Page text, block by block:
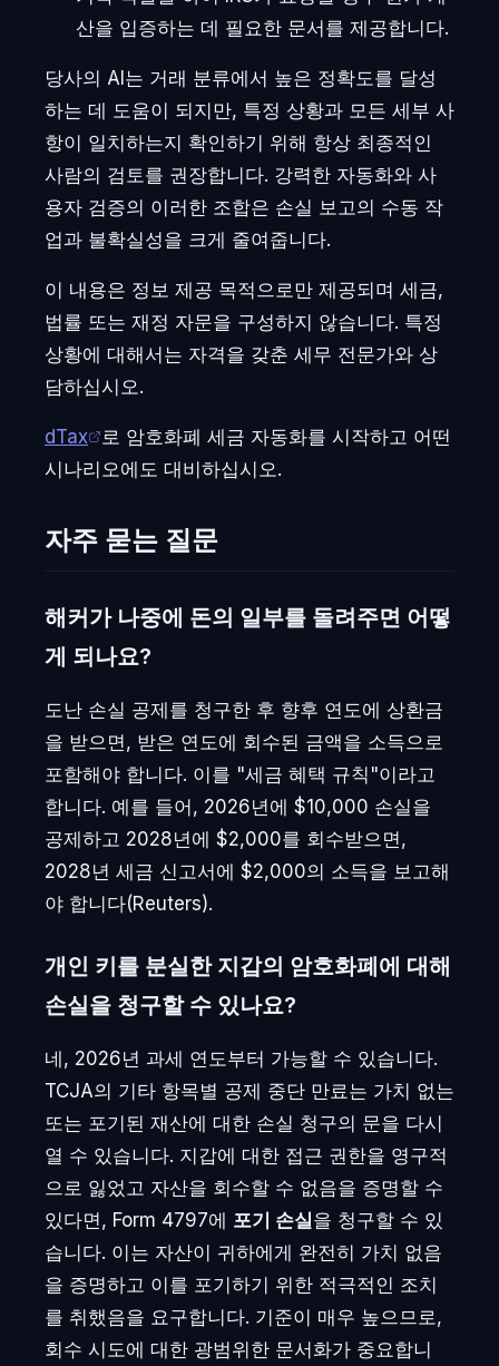
산을 입증하는 데 필요한 문서를 제공합니다.
당사의 AI는 거래 분류에서 높은 정확도를 달성
하는 데 도움이 되지만, 특정 상황과 모든 세부 사
항이 일치하는지 확인하기 위해 항상 최종적인
사람의 검토를 권장합니다. 강력한 자동화와 사
용자 검증의 이러한 조합은 손실 보고의 수동 작
업과 불확실성을 크게 줄여줍니다.
이 내용은 정보 제공 목적으로만 제공되며 세금,
법률 또는 재정 자문을 구성하지 않습니다. 특정
상황에 대해서는 자격을 갖춘 세무 전문가와 상
담하십시오.
dTax
로 암호화폐 세금 자동화를 시작하고 어떤
시나리오에도 대비하십시오.
자주 묻는 질문
해커가 나중에 돈의 일부를 돌려주면 어떻
게 되나요?
도난 손실 공제를 청구한 후 향후 연도에 상환금
을 받으면, 받은 연도에 회수된 금액을 소득으로
포함해야 합니다. 이를 "세금 혜택 규칙"이라고
합니다. 예를 들어, 2026년에 $10,000 손실을
공제하고 2028년에 $2,000를 회수받으면,
2028년 세금 신고서에 $2,000의 소득을 보고해
야 합니다(Reuters).
개인 키를 분실한 지갑의 암호화폐에 대해
손실을 청구할 수 있나요?
네, 2026년 과세 연도부터 가능할 수 있습니다.
TCJA의 기타 항목별 공제 중단 만료는 가치 없는
또는 포기된 재산에 대한 손실 청구의 문을 다시
열 수 있습니다. 지갑에 대한 접근 권한을 영구적
으로 잃었고 자산을 회수할 수 없음을 증명할 수
있다면, Form 4797에 포기 손실을 청구할 수 있
습니다. 이는 자산이 귀하에게 완전히 가치 없음
을 증명하고 이를 포기하기 위한 적극적인 조치
를 취했음을 요구합니다. 기준이 매우 높으므로,
회수 시도에 대한 광범위한 문서화가 중요합니